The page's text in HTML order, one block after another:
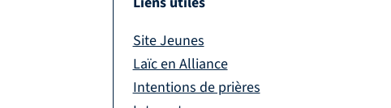
Site Jeunes
Laïc en Alliance
Intentions de prières